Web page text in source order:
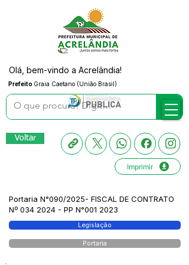
Prefeito Graia Caetano (União Brasil)
Olá, bem-vindo a Acrelândia!
Voltar
Imprimir
Portaria N°090/2025- FISCAL DE CONTRATO
Nº 034 2024 - PP N°001 2023
Legislação
Portaria